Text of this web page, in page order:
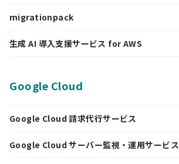
migrationpack
生成 AI 導入支援サービス for AWS
Google Cloud
Google Cloud 請求代行サービス
Google Cloud サーバー監視・運用サービス